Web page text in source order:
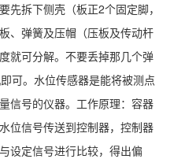
先拆下侧壳（板正2个固定脚，
、弹簧及压帽（压板及传动杆
就可分解。不要丢掉那几个弹
可。水位传感器是能将被测点
信号的仪器。工作原理：容器
位信号传送到控制器，控制器
设定信号进行比较，得出偏